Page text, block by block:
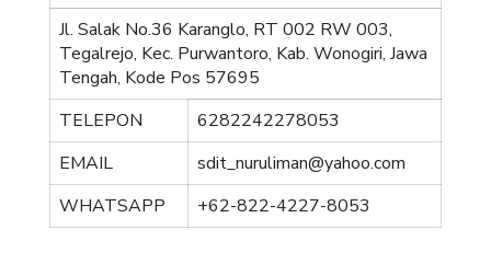
Jl. Salak No.36 Karanglo, RT 002 RW 003,
Tegalrejo, Kec. Purwantoro, Kab. Wonogiri, Jawa
Tengah, Kode Pos 57695
TELEPON
6282242278053
EMAIL
sdit_nuruliman@yahoo.com
WHATSAPP
+62-822-4227-8053